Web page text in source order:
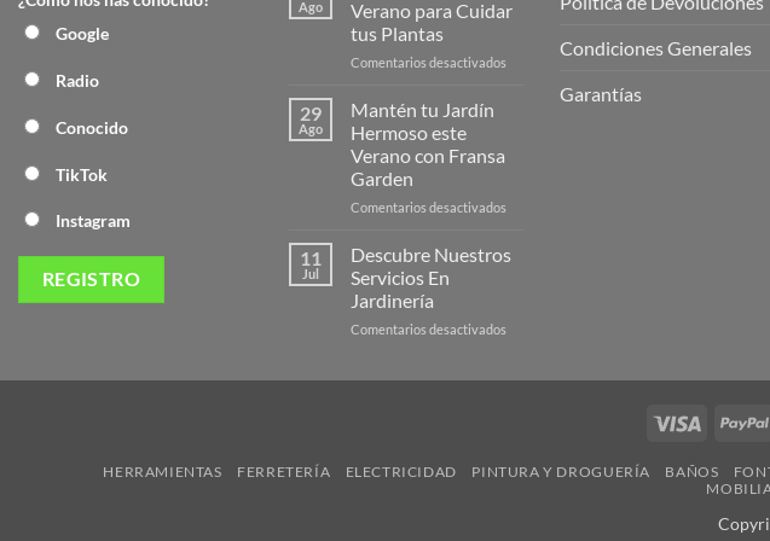
Google
Radio
Conocido
TikTok
Instagram
Página
Ago
Verano para Cuidar
tus Plantas
Comentarios desactivados
29
Ago
Mantén tu Jardín
Hermoso este
Verano con Fransa
Garden
Comentarios desactivados
Jardín
11
Jul
Descubre Nuestros
Servicios En
Jardinería
Comentarios desactivados
Condiciones Generales
Garantías
Visa
HERRAMIENTAS FERRETERÍA ELECTRICIDAD PINTURA Y DROGUERÍA BAÑOS